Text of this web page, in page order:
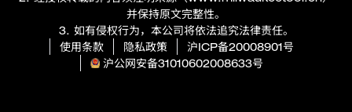
并保持原文完整性。
3. 如有侵权行为，本公司将依法追究法律责任。
使用条款
隐私政策
沪ICP备20008901号
沪公网安备31010602008633号